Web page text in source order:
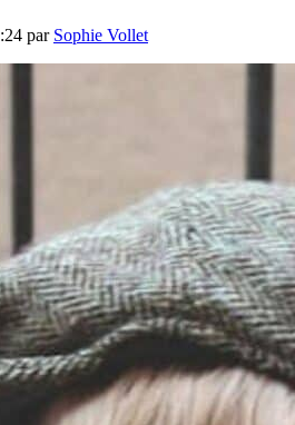
par Sophie Vollet